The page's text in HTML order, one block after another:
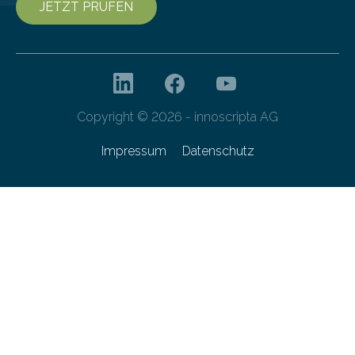
JETZT PRÜFEN
Copyright © 2026 - innoscripta AG
Impressum Datenschutz